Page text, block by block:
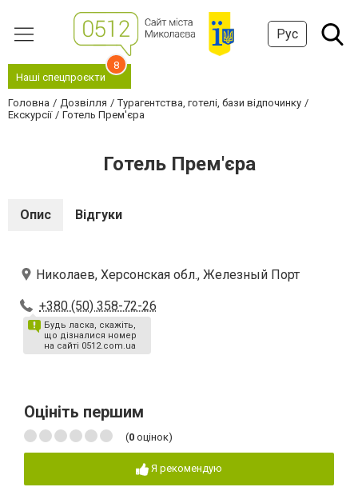
Рус
Наші спецпроєкти
8
Головна Дозвілля
Турагентства, готелі, бази відпочинку
Екскурсії
Готель Прем'єра
Готель Прем'єра
Опис Відгуки
Николаев, Херсонская обл., Железный Порт
+380 (50) 358-72-26
Будь ласка, скажіть,
що дізналися номер
на сайті 0512.com.ua
Оцініть першим
(0 оцінок)
Я рекомендую